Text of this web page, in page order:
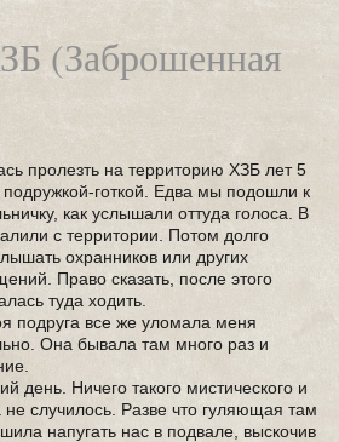
(Заброшенная
пролезть на территорию ХЗБ лет 5
готкой. Едва мы подошли к
как услышали оттуда голоса. В
с территории. Потом долго
охранников или других
Право сказать, после этого
туда ходить.
подруга все же уломала меня
Она бывала там много раз и
день. Ничего такого мистического и
случилось. Разве что гуляющая там
напугать нас в подвале, выскочив